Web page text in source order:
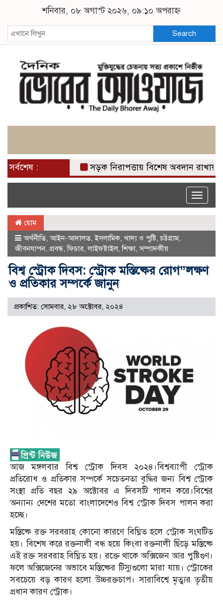
শনিবার, ০৮ অগাস্ট ২০২৬, ০৯:১০ অপরাহ্ন
Search
সর্বশেষ : সড়ক নিরাপত্তায় বিশেষ অবদান রাখায়
Toggle
হোম
অর্থনীতি, আইন-আদালত,ইসলামিক, খাদ্য ও পুষ্টি,চট্টগ্রাম,
জীবনযাপন, প্রবন্ধ,ফিচার,লাইফষ্টাইল,শিক্ষা,সম্পাদকীয়
বিশ্ব স্ট্রোক দিবস: স্ট্রোক মস্তিষ্কের রোগ”লক্ষণ
ও প্রতিকার সম্পর্কে জানুন
প্রকাশিত: সোমবার, ২৮ অক্টোবর, ২০২৪
আজ মঙ্গলবার বিশ্ব স্ট্রোক দিবস ২০২৪।বিশ্বব্যাপী স্ট্রোক
প্রতিরোধ ও প্রতিকার সম্পর্কে সচেতনতা বৃদ্ধির জন্য বিশ্ব স্ট্রোক
সংস্থা প্রতি বছর ২৯ অক্টোবর এ দিবসটি পালন করে।বিশ্বের
অন্যান্য দেশের মতো বাংলাদেশেও বিশ্ব স্ট্রোক দিবস পালন করা
হচ্ছে।
মস্তিষ্কে রক্ত সরবরাহ কোনো কারণে বিঘ্নিত হলে স্ট্রোক সংঘটিত
হয়। বিশেষ করে রক্তনালী বন্ধ হয়ে কিংবা রক্তনালী ছিঁড়ে মস্তিষ্কে
এই রক্ত সরবরাহ বিঘ্নিত হয়। রক্তে থাকে অক্সিজেন আর পুষ্টিগুণ।
ফলে অক্সিজেনের অভাবে মস্তিষ্কের টিস্যুগুলো মারা যায়। স্ট্রোকের
সবচেয়ে বড় কারণ হলো উচ্চরক্তচাপ। সারাবিশ্বে মৃত্যুর তৃতীয়
প্রধান কারণ স্ট্রোক।